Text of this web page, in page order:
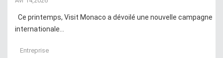
Ce printemps, Visit Monaco a dévoilé une nouvelle campagne
internationale...
Entreprise